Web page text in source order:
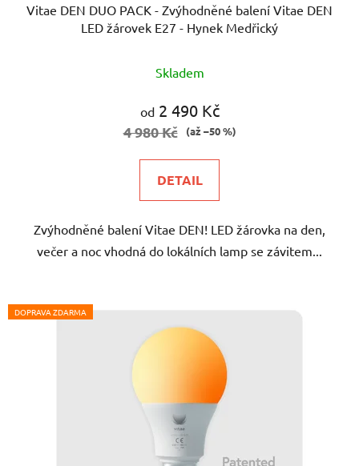
Vitae DEN DUO PACK - Zvýhodněné balení Vitae DEN
LED žárovek E27 - Hynek Medřický
hodnocení
produktu
5
Skladem
od2 490 Kč
4 980 Kč (až –50 %)
DETAIL
Zvýhodněné balení Vitae DEN! LED žárovka na den,
večer a noc vhodná do lokálních lamp se závitem...
DOPRAVA ZDARMA